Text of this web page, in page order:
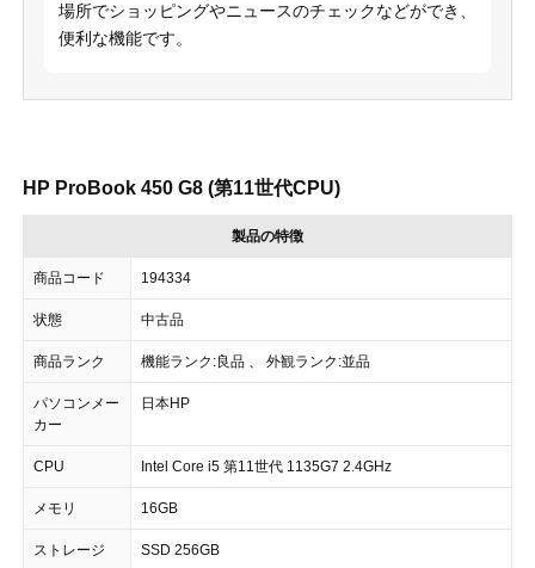
場所でショッピングやニュースのチェックなどができ、
便利な機能です。
HP ProBook 450 G8 (第11世代CPU)
製品の特徴
商品コード 194334
状態 中古品
商品ランク 機能ランク:良品 、 外観ランク:並品
パソコンメー
カー
日本HP
CPU Intel Core i5 第11世代 1135G7 2.4GHz
メモリ 16GB
ストレージ SSD 256GB